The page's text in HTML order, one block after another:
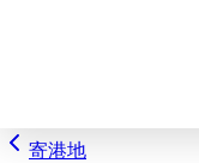
寄港地